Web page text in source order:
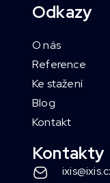
Odkazy
O nás
Reference
Ke stažení
Blog
Kontakt
Kontakty